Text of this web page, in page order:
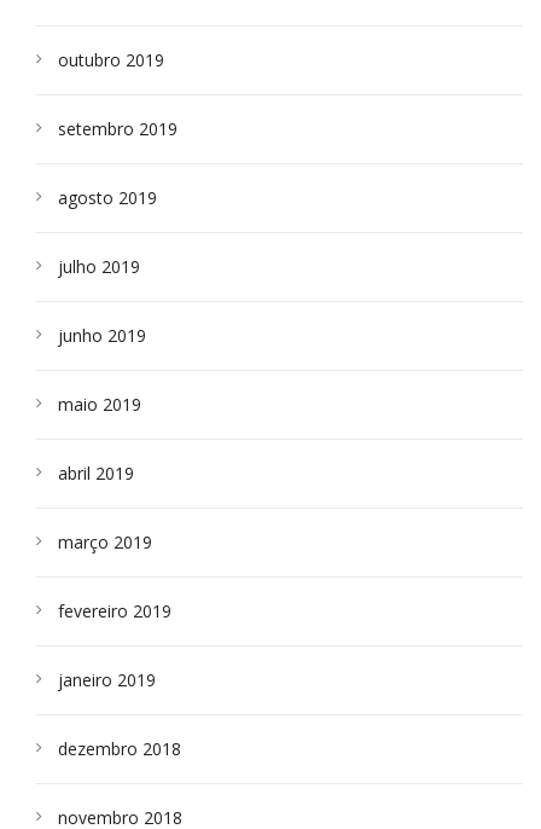
outubro 2019
setembro 2019
agosto 2019
julho 2019
junho 2019
maio 2019
abril 2019
março 2019
fevereiro 2019
janeiro 2019
dezembro 2018
novembro 2018